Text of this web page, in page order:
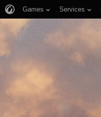
Games Services